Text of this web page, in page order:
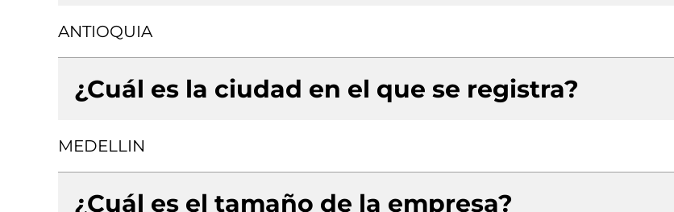
ANTIOQUIA
¿Cuál es la ciudad en el que se registra?
MEDELLIN
¿Cuál es el tamaño de la empresa?